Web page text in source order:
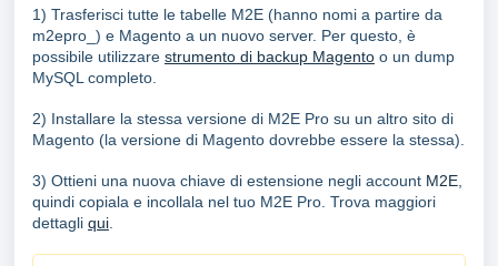
1) Trasferisci tutte le tabelle M2E (hanno nomi a partire da
m2epro_) e Magento a un nuovo server. Per questo, è
possibile utilizzare strumento di backup Magento o un dump
MySQL completo.
2) Installare la stessa versione di M2E Pro su un altro sito di
Magento (la versione di Magento dovrebbe essere la stessa).
3) Ottieni una nuova chiave di estensione negli account M2E
quindi copiala e incollala nel tuo M2E Pro. Trova maggiori
dettagli qui